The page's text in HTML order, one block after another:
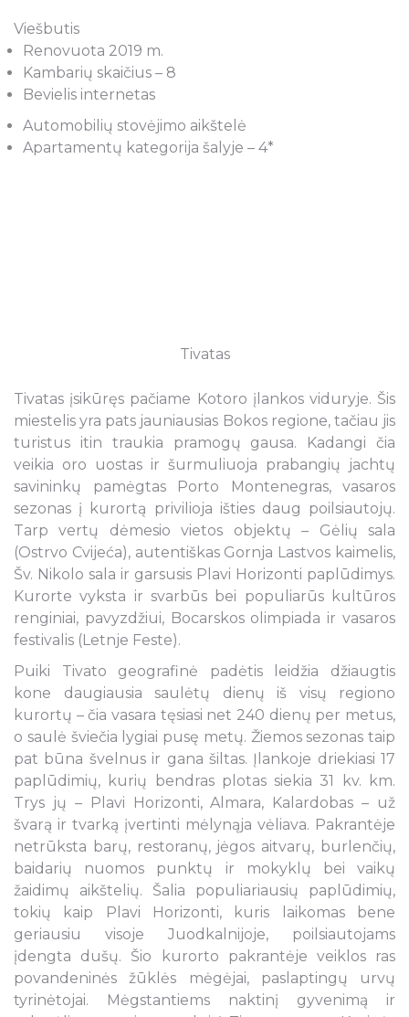
Viešbutis
Renovuota 2019 m.
Kambarių skaičius – 8
Bevielis internetas
Automobilių stovėjimo aikštelė
Apartamentų kategorija šalyje – 4*
Tivatas
Tivatas įsikūręs pačiame Kotoro įlankos viduryje. Šis
miestelis yra pats jauniausias Bokos regione, tačiau jis
turistus itin traukia pramogų gausa. Kadangi čia
veikia oro uostas ir šurmuliuoja prabangių jachtų
savininkų pamėgtas Porto Montenegras, vasaros
sezonas į kurortą privilioja išties daug poilsiautojų.
Tarp vertų dėmesio vietos objektų – Gėlių sala
(Ostrvo Cvijeća), autentiškas Gornja Lastvos kaimelis,
Šv. Nikolo sala ir garsusis Plavi Horizonti paplūdimys.
Kurorte vyksta ir svarbūs bei populiarūs kultūros
renginiai, pavyzdžiui, Bocarskos olimpiada ir vasaros
festivalis (Letnje Feste).
Puiki Tivato geografinė padėtis leidžia džiaugtis
kone daugiausia saulėtų dienų iš visų regiono
kurortų – čia vasara tęsiasi net 240 dienų per metus,
o saulė šviečia lygiai pusę metų. Žiemos sezonas taip
pat būna švelnus ir gana šiltas. Įlankoje driekiasi 17
paplūdimių, kurių bendras plotas siekia 31 kv. km.
Trys jų – Plavi Horizonti, Almara, Kalardobas – už
švarą ir tvarką įvertinti mėlynąja vėliava. Pakrantėje
netrūksta barų, restoranų, jėgos aitvarų, burlenčių,
baidarių nuomos punktų ir mokyklų bei vaikų
žaidimų aikštelių. Šalia populiariausių paplūdimių,
tokių kaip Plavi Horizonti, kuris laikomas bene
geriausiu visoje Juodkalnijoje, poilsiautojams
įdengta dušų. Šio kurorto pakrantėje veiklos ras
povandeninės žūklės mėgėjai, paslaptingų urvų
tyrinėtojai. Mėgstantiems naktinį gyvenimą ir